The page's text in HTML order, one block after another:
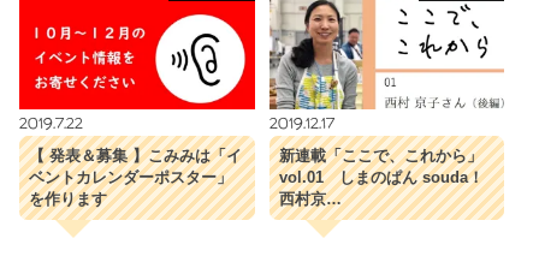
2019.7.22
【 発表＆募集 】こみみは「イ
ベントカレンダーポスター」
を作ります
2019.12.17
新連載「ここで、これから」
vol.01 しまのぱん souda！
西村京…